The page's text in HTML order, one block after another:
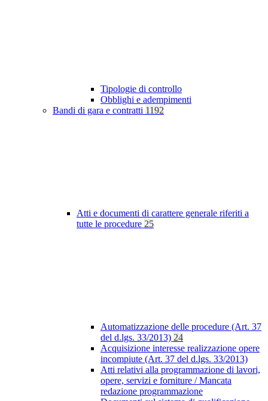
Tipologie di controllo
Obblighi e adempimenti
Bandi di gara e contratti 1192
Atti e documenti di carattere generale riferiti a
tutte le procedure 25
Automatizzazione delle procedure (Art. 37
del d.lgs. 33/2013) 24
Acquisizione interesse realizzazione opere
incompiute (Art. 37 del d.lgs. 33/2013)
Atti relativi alla programmazione di lavori,
opere, servizi e forniture / Mancata
redazione programmazione